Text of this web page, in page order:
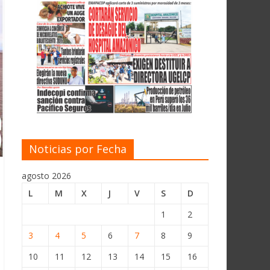
Noticias por Fecha
agosto 2026
L
M X J V S
D
1
2
3
4 5 6 7 8
9
10
11 12 13 14 15 16